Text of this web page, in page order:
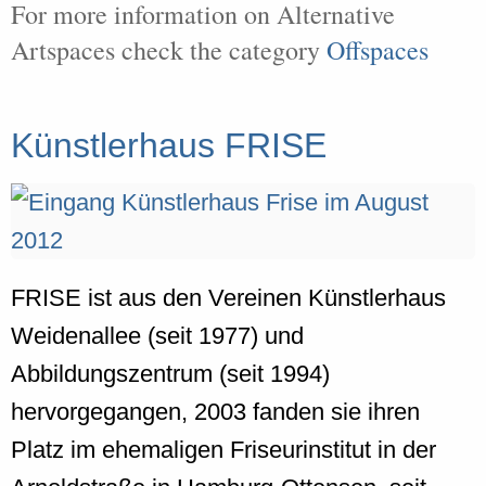
For more information on Alternative
Artspaces check the categoryOffspaces
Künstlerhaus FRISE
FRISE ist aus den Vereinen Künstlerhaus
Weidenallee (seit 1977) und
Abbildungszentrum (seit 1994)
hervorgegangen, 2003 fanden sie ihren
Platz im ehemaligen Friseurinstitut in der